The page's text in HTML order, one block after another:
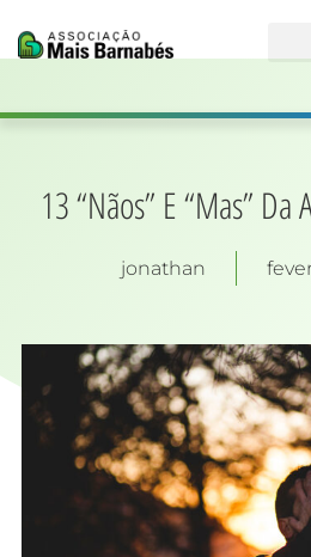
para
conteúdo
13 “Nãos” E “Mas”
jonathan